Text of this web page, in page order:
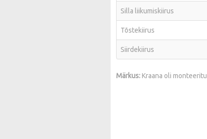
Silla liikumiskiirus
Tõstekiirus
Siirdekiirus
Märkus:Kraana oli